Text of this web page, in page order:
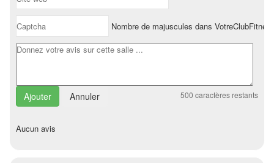
Nombre de majuscules dans
Annuler 500 caractères restants
Aucun avis